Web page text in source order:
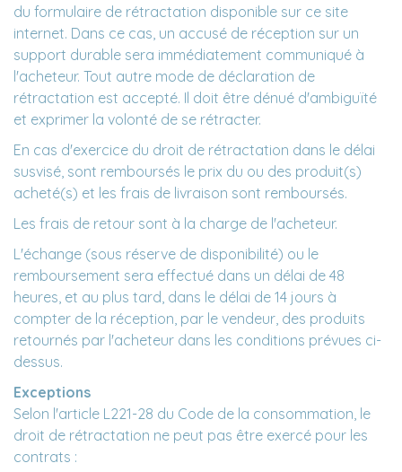
du formulaire de rétractation disponible sur ce site
internet. Dans ce cas, un accusé de réception sur un
support durable sera immédiatement communiqué à
l'acheteur. Tout autre mode de déclaration de
rétractation est accepté. Il doit être dénué d'ambiguïté
et exprimer la volonté de se rétracter.
En cas d'exercice du droit de rétractation dans le délai
susvisé, sont remboursés le prix du ou des produit(s)
acheté(s) et les frais de livraison sont remboursés.
Les frais de retour sont à la charge de l'acheteur.
L'échange (sous réserve de disponibilité) ou le
remboursement sera effectué dans un délai de 48
heures, et au plus tard, dans le délai de 14 jours à
compter de la réception, par le vendeur, des produits
retournés par l'acheteur dans les conditions prévues ci-
dessus.
Exceptions
Selon l'article L221-28 du Code de la consommation, le
droit de rétractation ne peut pas être exercé pour les
contrats :